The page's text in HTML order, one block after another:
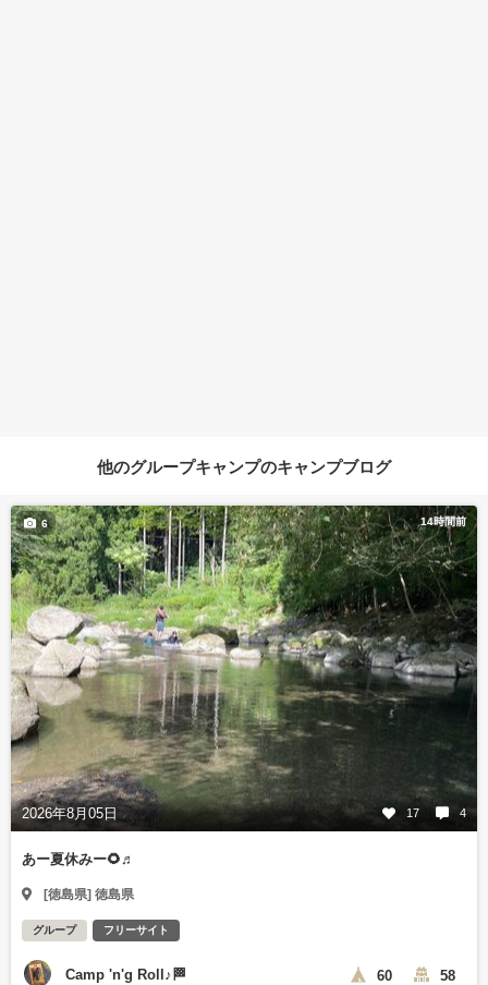
他のグループキャンプのキャンプブログ
14時間前
2026年8月05日 17 4
6
あー夏休みー🌻♬
[徳島県] 徳島県
グループ フリーサイト
Camp 'n'g Roll♪🏁 60 58